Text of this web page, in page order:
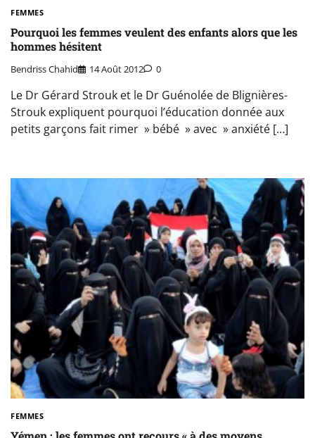
FEMMES
Pourquoi les femmes veulent des enfants alors que les
hommes hésitent
Bendriss Chahid 14 Août 2012 0
Le Dr Gérard Strouk et le Dr Guénolée de Blignières-
Strouk expliquent pourquoi l’éducation donnée aux
petits garçons fait rimer » bébé » avec » anxiété […]
FEMMES